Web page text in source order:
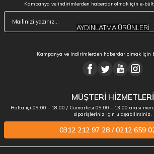
AYDINLATMA ÜRÜNLERİ
Kampanya ve indirimlerden haberdar olmak için e-
Kampanya ve indirimlerden haberdar olmak için
MÜŞTERİ HİZMETLERİ
Hafta içi 09:00 - 18:00 / Cumartesi 09:00 - 13:00 arası
siparişleriniz için ulaşabilirsiniz.
0312 212 97 28 / 0212 659